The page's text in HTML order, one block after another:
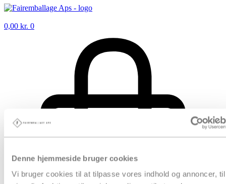
Denne hjemmeside bruger cookies
Vi bruger cookies til at tilpasse vores indhold og annoncer,
0,00 kr. 0